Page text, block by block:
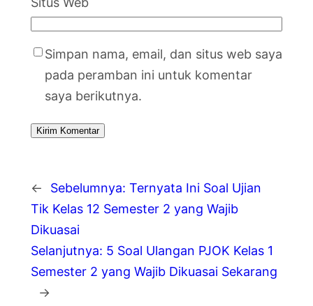
Simpan nama, email, dan situs web saya
pada peramban ini untuk komentar
saya berikutnya.
← Sebelumnya: Ternyata Ini Soal Ujian
Tik Kelas 12 Semester 2 yang Wajib
Dikuasai
Selanjutnya: 5 Soal Ulangan PJOK Kelas 1
Semester 2 yang Wajib Dikuasai Sekarang
→